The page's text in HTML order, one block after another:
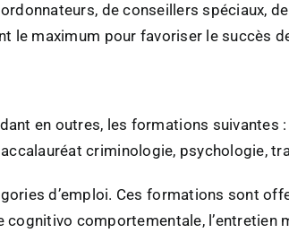
de conseillers spéciaux,
le maximum pour favoriser le succès
en outres, les formations suivantes
criminologie, psychologie,
d’emploi. Ces formations sont
comportementale, l’entretien